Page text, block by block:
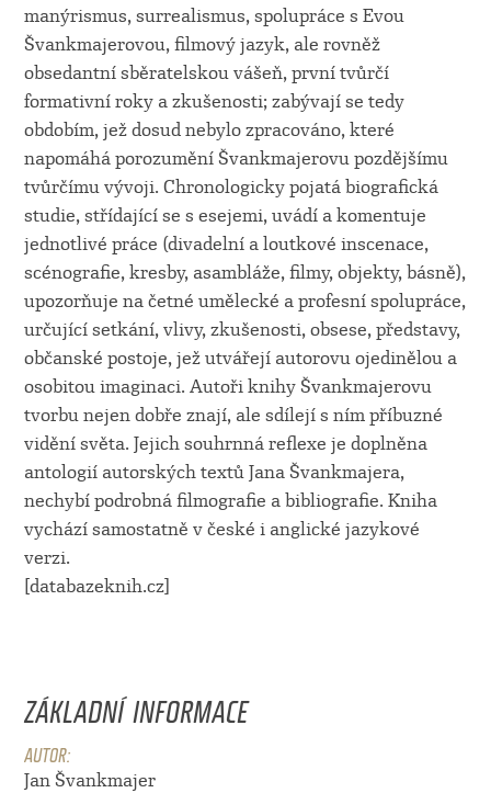
manýrismus, surrealismus, spolupráce s Evou
Švankmajerovou, filmový jazyk, ale rovněž
obsedantní sběratelskou vášeň, první tvůrčí
formativní roky a zkušenosti; zabývají se tedy
obdobím, jež dosud nebylo zpracováno, které
napomáhá porozumění Švankmajerovu pozdějšímu
tvůrčímu vývoji. Chronologicky pojatá biografická
studie, střídající se s esejemi, uvádí a komentuje
jednotlivé práce (divadelní a loutkové inscenace,
scénografie, kresby, asambláže, filmy, objekty, básně),
upozorňuje na četné umělecké a profesní spolupráce,
určující setkání, vlivy, zkušenosti, obsese, představy,
občanské postoje, jež utvářejí autorovu ojedinělou a
osobitou imaginaci. Autoři knihy Švankmajerovu
tvorbu nejen dobře znají, ale sdílejí s ním příbuzné
vidění světa. Jejich souhrnná reflexe je doplněna
antologií autorských textů Jana Švankmajera,
nechybí podrobná filmografie a bibliografie. Kniha
vychází samostatně v české i anglické jazykové
verzi.
[databazeknih.cz]
ZÁKLADNÍ INFORMACE
AUTOR:
Jan Švankmajer